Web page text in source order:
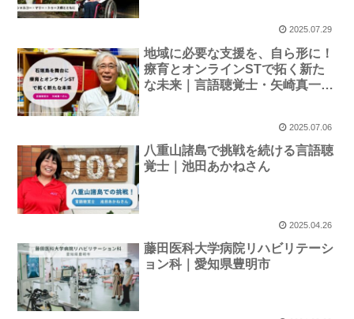
2025.07.29
地域に必要な支援を、自ら形に！
療育とオンラインSTで拓く新た
な未来｜言語聴覚士・矢崎真一さ
2025.07.06
八重山諸島で挑戦を続ける言語聴
覚士｜池田あかねさん
2025.04.26
藤田医科大学病院リハビリテーシ
ョン科｜愛知県豊明市